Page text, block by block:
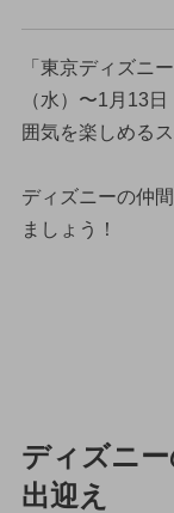
「東京ディズニ
（水）〜1月13
囲気を楽しめる
ディズニーの仲
ましょう！
ディズニ
出迎え